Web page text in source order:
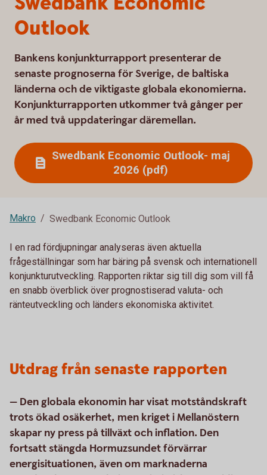
Outlook
Bankens konjunkturrapport presenterar de
senaste prognoserna för Sverige, de baltiska
länderna och de viktigaste globala ekonomierna.
Konjunkturrapporten utkommer två gånger per
år med två uppdateringar däremellan.
Swedbank Economic Outlook- maj
2026 (pdf)
Makro Swedbank Economic Outlook
I en rad fördjupningar analyseras även aktuella
frågeställningar som har bäring på svensk och internationell
konjunkturutveckling. Rapporten riktar sig till dig som vill få
en snabb överblick över prognostiserad valuta- och
ränteutveckling och länders ekonomiska aktivitet.
Utdrag från senaste rapporten
— Den globala ekonomin har visat motståndskraft
trots ökad osäkerhet, men kriget i Mellanöstern
skapar ny press på tillväxt och inflation. Den
fortsatt stängda Hormuzsundet förvärrar
energisituationen, även om marknaderna